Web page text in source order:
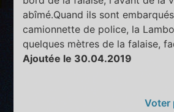
abîmé.Quand ils sont
camionnette de police, la
quelques mètres de la falaise,
Ajoutée le 30.04.2019
Voter